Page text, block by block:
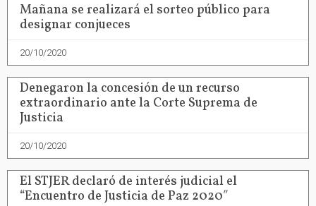
Mañana se realizará el sorteo público para
designar conjueces
20/10/2020
Denegaron la concesión de un recurso
extraordinario ante la Corte Suprema de
Justicia
20/10/2020
El STJER declaró de interés judicial el
“Encuentro de Justicia de Paz 2020″